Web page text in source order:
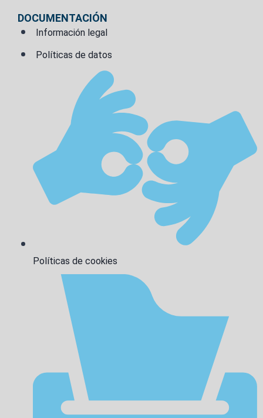
DOCUMENTACIÓN
Información legal
Políticas de datos
Políticas de cookies